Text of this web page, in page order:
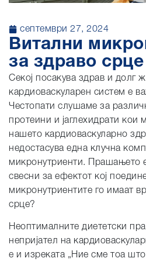
септември 27, 2024
Витални
за здраво срце
Секој посакува здрав и долг
кардиоваскуларен систем е
Честопати слушаме за
протеини и јаглехидрати
нашето кардиоваскуларно
недостасува една клучна
микронутриенти. Прашањето
свесни за ефектот кој
микронутриентите го имаат
срце?
Неоптималните диететски
непријател на
е и изреката „Ние сме тоа што